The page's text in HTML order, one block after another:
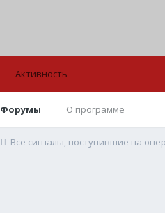
Форумы О программе
Активность
Все сигналы, поступившие на